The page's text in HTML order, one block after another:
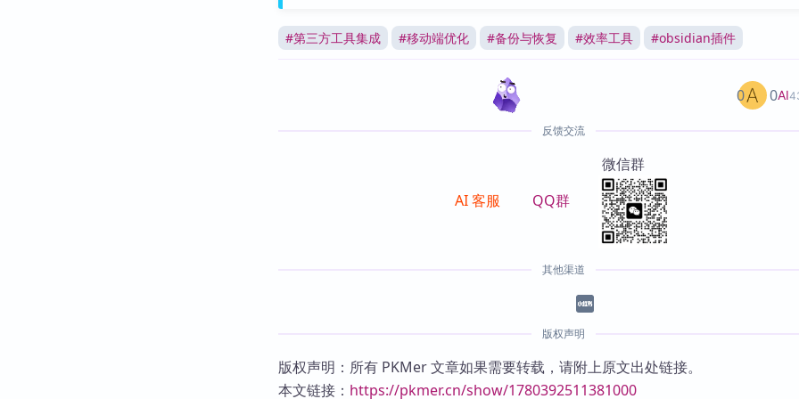
#第三方工具集成 #移动端优化 #备份与恢复 #效率工具 #obsidian插件
AI
0 0
反馈交流
AI 客服 QQ群
微信群
其他渠道
版权声明
版权声明：所有 PKMer 文章如果需要转载，请附上原文出处链接。
本文链接： https://pkmer.cn/show/1780392511381000